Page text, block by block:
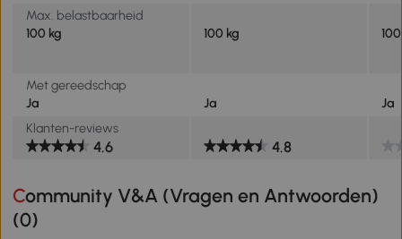
Max. belastbaarheid
100 kg
100 kg
Met gereedschap
Ja
Ja
Ja
Klanten-reviews
4.6 4.8
Community V&A (Vragen en Antwoorden)
(0)